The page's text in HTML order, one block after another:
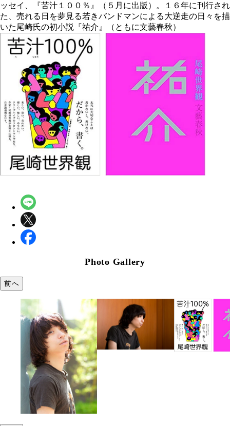
ッセイ、『苦汁１００％』（５月に出版）。１６年に刊行され
た、売れる日を夢見る若きバンドマンによる大逆走の日々を描
いた尾崎氏の初小説『祐介』（ともに文藝春秋）
Photo Gallery
前へ